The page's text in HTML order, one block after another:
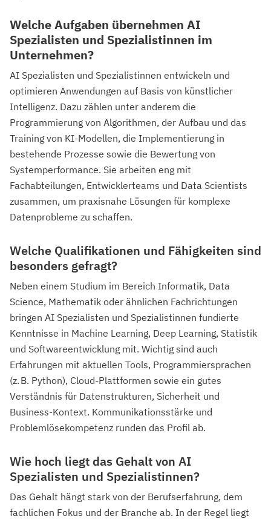
Welche Aufgaben übernehmen AI
Spezialisten und Spezialistinnen im
Unternehmen?
AI Spezialisten und Spezialistinnen entwickeln und
optimieren Anwendungen auf Basis von künstlicher
Intelligenz. Dazu zählen unter anderem die
Programmierung von Algorithmen, der Aufbau und das
Training von KI-Modellen, die Implementierung in
bestehende Prozesse sowie die Bewertung von
Systemperformance. Sie arbeiten eng mit
Fachabteilungen, Entwicklerteams und Data Scientists
zusammen, um praxisnahe Lösungen für komplexe
Datenprobleme zu schaffen.
Welche Qualifikationen und Fähigkeiten sind
besonders gefragt?
Neben einem Studium im Bereich Informatik, Data
Science, Mathematik oder ähnlichen Fachrichtungen
bringen AI Spezialisten und Spezialistinnen fundierte
Kenntnisse in Machine Learning, Deep Learning, Statistik
und Softwareentwicklung mit. Wichtig sind auch
Erfahrungen mit aktuellen Tools, Programmiersprachen
(z. B. Python), Cloud-Plattformen sowie ein gutes
Verständnis für Datenstrukturen, Sicherheit und
Business-Kontext. Kommunikationsstärke und
Problemlösekompetenz runden das Profil ab.
Wie hoch liegt das Gehalt von AI
Spezialisten und Spezialistinnen?
Das Gehalt hängt stark von der Berufserfahrung, dem
fachlichen Fokus und der Branche ab. In der Regel liegt